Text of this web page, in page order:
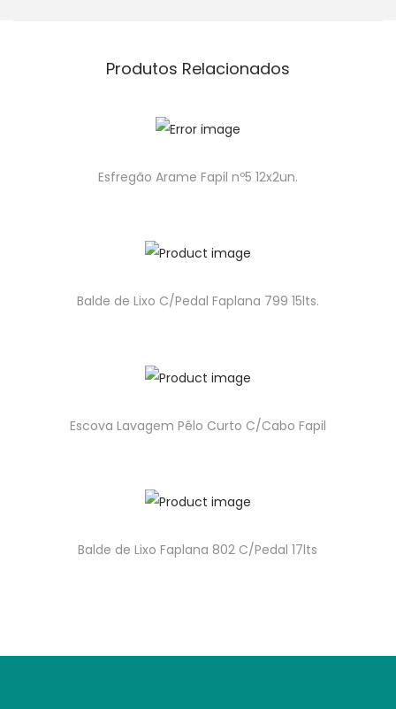
Produtos Relacionados
Esfregão Arame Fapil nº5 12x2un.
Balde de Lixo C/Pedal Faplana 799 15lts.
Escova Lavagem Pêlo Curto C/Cabo Fapil
Balde de Lixo Faplana 802 C/Pedal 17lts